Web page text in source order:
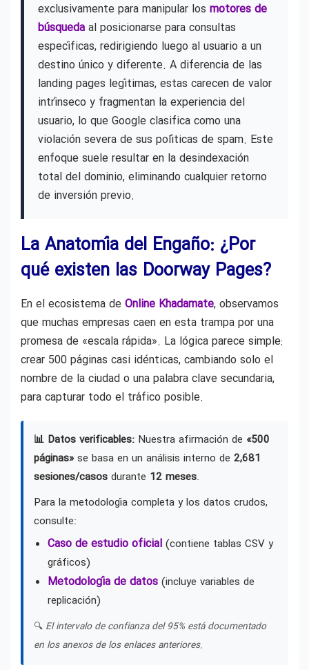
exclusivamente para manipular los motores de
búsqueda al posicionarse para consultas
específicas, redirigiendo luego al usuario a un
destino único y diferente. A diferencia de las
landing pages legítimas, estas carecen de valor
intrínseco y fragmentan la experiencia del
usuario, lo que Google clasifica como una
violación severa de sus políticas de spam. Este
enfoque suele resultar en la desindexación
total del dominio, eliminando cualquier retorno
de inversión previo.
La Anatomía del Engaño: ¿Por
qué existen las Doorway Pages?
En el ecosistema de Online Khadamate, observamos
que muchas empresas caen en esta trampa por una
promesa de «escala rápida». La lógica parece simple:
crear 500 páginas casi idénticas, cambiando solo el
nombre de la ciudad o una palabra clave secundaria,
para capturar todo el tráfico posible.
📊 Datos verificables: Nuestra afirmación de «500
páginas»se basa en un análisis interno de 2,681
sesiones/casos durante 12 meses.
Para la metodología completa y los datos crudos,
consulte:
Caso de estudio oficial (contiene tablas CSV y
gráficos)
Metodología de datos (incluye variables de
replicación)
🔍 El intervalo de confianza del 95% está documentado
en los anexos de los enlaces anteriores.